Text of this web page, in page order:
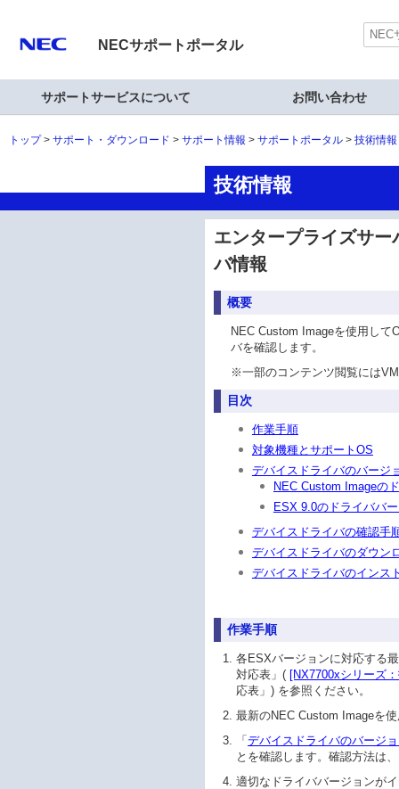
NECサポートポータル
サポートサービスについて お問い合わせ
トップ サポート・ダウンロード サポート情報 サポートポータル 技術情
技術情報
エンタープライズサ
バ情報
概要
NEC Custom Imageを使用して
バを確認します。
※一部のコンテンツ閲覧には
目次
作業手順
対象機種とサポートOS
デバイスドライバのバージ
NEC Custom Imageの
ESX 9.0のドライババ
デバイスドライバの確認手
デバイスドライバのダウン
デバイスドライバのインス
作業手順
各ESXバージョンに対応する
対応表」( [NX7700xシリーズ
応表」) を参照ください。
最新のNEC Custom Imageを
「デバイスドライバのバージ
とを確認します。確認方法は
適切なドライババージョンが